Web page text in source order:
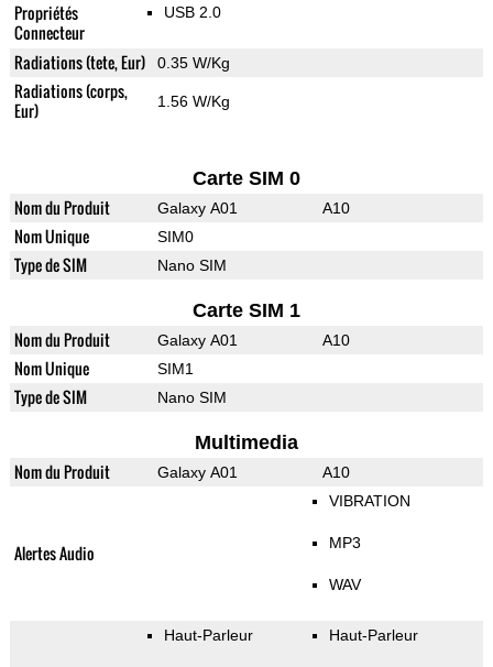
Propriétés
Connecteur
USB 2.0
Radiations (tete, Eur) 0.35 W/Kg
Radiations (corps,
Eur)
1.56 W/Kg
Carte SIM 0
Nom du Produit Galaxy A01 A10
Nom Unique SIM0
Type de SIM Nano SIM
Carte SIM 1
Nom du Produit Galaxy A01 A10
Nom Unique SIM1
Type de SIM Nano SIM
Multimedia
Nom du Produit Galaxy A01 A10
Alertes Audio
VIBRATION
MP3
WAV
Haut-Parleur Haut-Parleur